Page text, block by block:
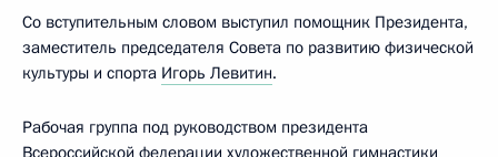
Со вступительным словом выступил помощник Президента,
заместитель председателя Совета по развитию физической
культуры и спорта Игорь Левитин.
Рабочая группа под руководством президента
Всероссийской федерации художественной гимнастики